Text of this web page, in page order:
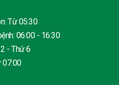
Từ 05:30
06:00 - 16:30
- Thứ 6
07:00